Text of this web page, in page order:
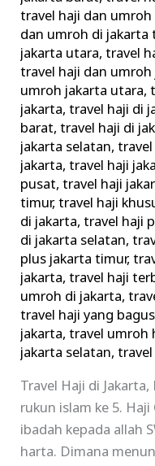
travel haji dan
dan umroh di jakarta
jakarta utara,travel
travel haji dan
umroh jakarta utara,
jakarta,travel haji di
barat,travel haji di
jakarta selatan,
jakarta,travel haji
pusat,travel haji
timur,travel haji
di jakarta,travel haji
di jakarta selatan,
plus jakarta timur,
jakarta,travel haji
umroh di jakarta,
travel haji yang
jakarta,travel umroh
jakarta selatan,
Travel Haji di
rukun islam ke 5.
ibadah kepada allah
harta. Dimana